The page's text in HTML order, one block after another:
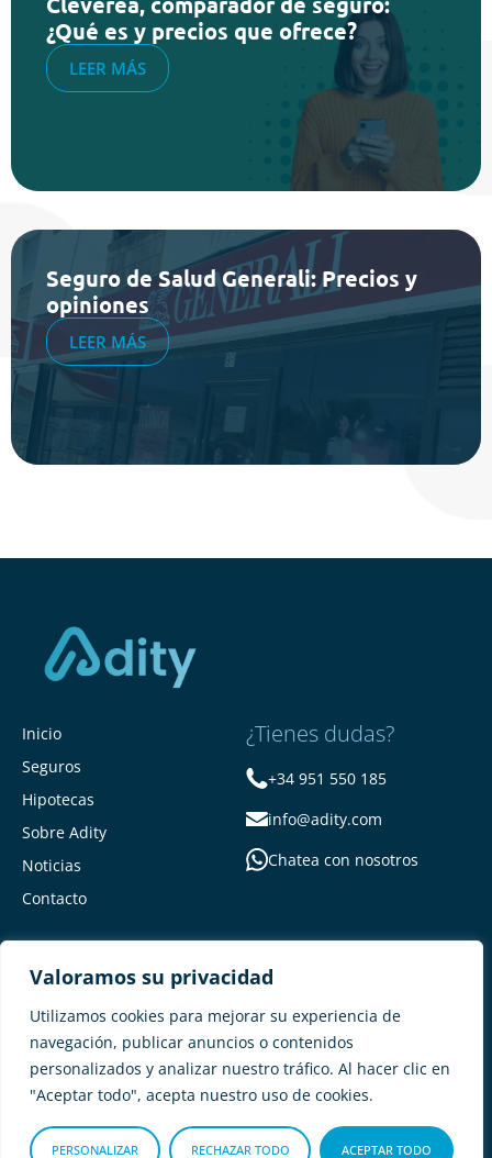
Valoramos su privacidad
Utilizamos cookies para mejorar su experiencia de
navegación, publicar anuncios o contenidos
personalizados y analizar nuestro tráfico. Al hacer clic en
"Aceptar todo", acepta nuestro uso de cookies.
PERSONALIZAR RECHAZAR TODO ACEPTAR TODO
¿Qué es y precios que ofrece?
LEER MÁS
Seguro de Salud Generali: Precios y
opiniones
LEER MÁS
Inicio
Seguros
Hipotecas
Sobre Adity
Noticias
Contacto
¿Tienes dudas?
+34 951 550 185
info@adity.com
Chatea con nosotros
Adity Seguros – Mapa del Sitio –